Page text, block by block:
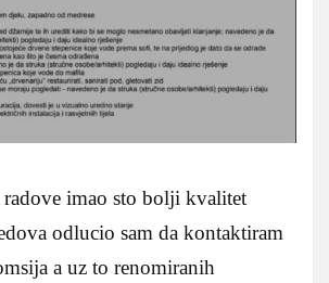
imao sto bolji kvalitet
odlucio sam da kontaktiram
a uz to renomiranih